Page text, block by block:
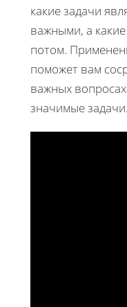
какие задачи
важными, а
потом.
поможет вам
важных
значимые задачи.